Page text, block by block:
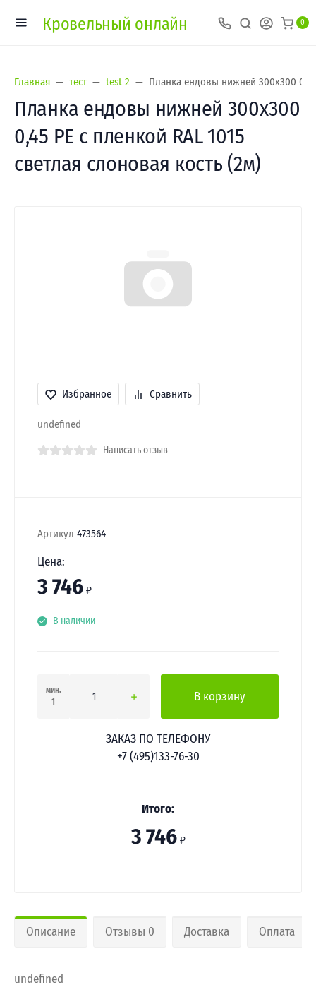
Кровельный онлайн 0
Главная тест test 2 Планка ендовы нижней 300х300 0,45
Планка ендовы нижней 300х300
0,45 PE с пленкой RAL 1015
светлая слоновая кость (2м)
Избранное Сравнить
undefined
Написать отзыв
Артикул 473564
Цена:
3 746 ₽
В наличии
мин.
1
В корзину
ЗАКАЗ ПО ТЕЛЕФОНУ
+7 (495)133-76-30
Итого:
3 746 ₽
Описание Отзывы 0 Доставка Оплата
undefined